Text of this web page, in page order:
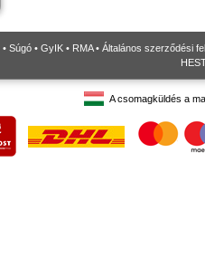
• Súgó • GyIK • RMA• Általános szerződési
A csomagküldés a